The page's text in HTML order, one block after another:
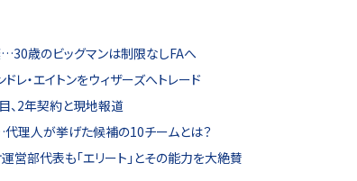
…30歳のビッグマンは制限なしFAへ
レ・エイトンをウィザーズへトレード
、2年契約と現地報道
理人が挙げた候補の10チームとは？
部代表も「エリート」とその能力を大絶賛